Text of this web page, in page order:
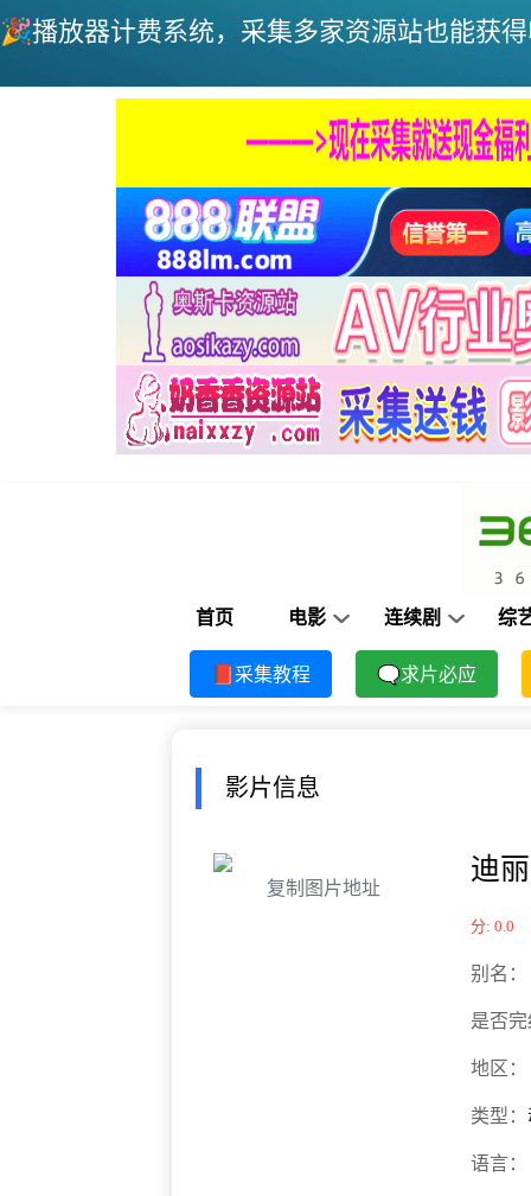
🎉播放器计费系统，采集多家资源站也能获
首页 电影 连续剧 综
📕采集教程 🗨求片必应
影片信息
复制图片地址
迪
分: 0.0
别名：
是否
地区：
类型：
语言：